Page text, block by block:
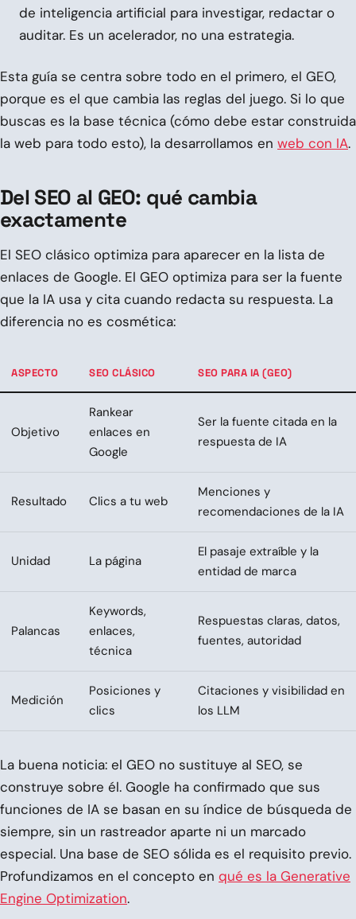
de inteligencia artificial para investigar, redactar o
auditar. Es un acelerador, no una estrategia.
Esta guía se centra sobre todo en el primero, el GEO,
porque es el que cambia las reglas del juego. Si lo que
buscas es la base técnica (cómo debe estar construida
la web para todo esto), la desarrollamos en web con IA.
Del SEO al GEO: qué cambia
exactamente
El SEO clásico optimiza para aparecer en la lista de
enlaces de Google. El GEO optimiza para ser la fuente
que la IA usa y cita cuando redacta su respuesta. La
diferencia no es cosmética:
ASPECTO SEO CLÁSICO SEO PARA IA (GEO)
Objetivo
Rankear
enlaces en
Google
Ser la fuente citada en la
respuesta de IA
Resultado Clics a tu web
Menciones y
recomendaciones de la IA
Unidad La página
El pasaje extraíble y la
entidad de marca
Palancas
Keywords,
enlaces,
técnica
Respuestas claras, datos,
fuentes, autoridad
Medición
Posiciones y
clics
Citaciones y visibilidad en
los LLM
La buena noticia: el GEO no sustituye al SEO, se
construye sobre él. Google ha confirmado que sus
funciones de IA se basan en su índice de búsqueda de
siempre, sin un rastreador aparte ni un marcado
especial. Una base de SEO sólida es el requisito previo.
Profundizamos en el concepto en qué es la Generative
Engine Optimization.